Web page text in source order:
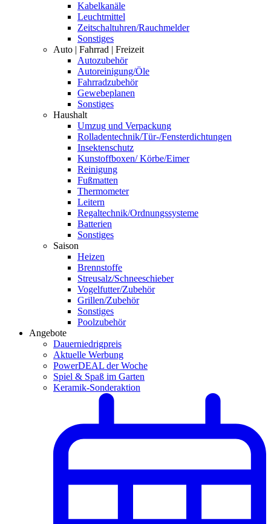
Kabelkanäle
Leuchtmittel
Zeitschaltuhren/Rauchmelder
Sonstiges
Auto | Fahrrad | Freizeit
Autozubehör
Autoreinigung/Öle
Fahrradzubehör
Gewebeplanen
Sonstiges
Haushalt
Umzug und Verpackung
Rolladentechnik/Tür-/Fensterdichtungen
Insektenschutz
Kunstoffboxen/ Körbe/Eimer
Reinigung
Fußmatten
Thermometer
Leitern
Regaltechnik/Ordnungssysteme
Batterien
Sonstiges
Saison
Heizen
Brennstoffe
Streusalz/Schneeschieber
Vogelfutter/Zubehör
Grillen/Zubehör
Sonstiges
Poolzubehör
Angebote
Dauerniedrigpreis
Aktuelle Werbung
PowerDEAL der Woche
Spiel & Spaß im Garten
Keramik-Sonderaktion